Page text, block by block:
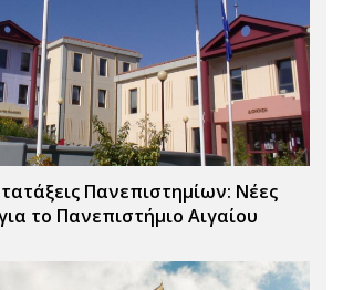
Πανεπιστημίων: Νέες
το Πανεπιστήμιο Αιγαίου